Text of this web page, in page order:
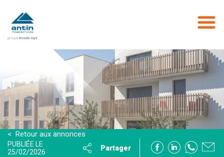
contenu
principal
< Retour aux annonces
PUBLIÉE LE
25/02/2026
Partager